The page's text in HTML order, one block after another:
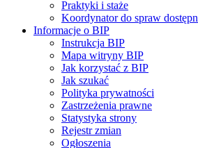
Praktyki i staże
Koordynator do spraw
Informacje o BIP
Instrukcja BIP
Mapa witryny BIP
Jak korzystać z BIP
Jak szukać
Polityka prywatności
Zastrzeżenia prawne
Statystyka strony
Rejestr zmian
Ogłoszenia